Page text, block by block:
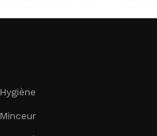
Hygiène
Minceur